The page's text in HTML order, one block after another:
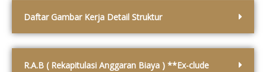
Daftar Gambar Kerja Detail Struktur
R.A.B ( Rekapitulasi Anggaran Biaya ) **Ex-clude